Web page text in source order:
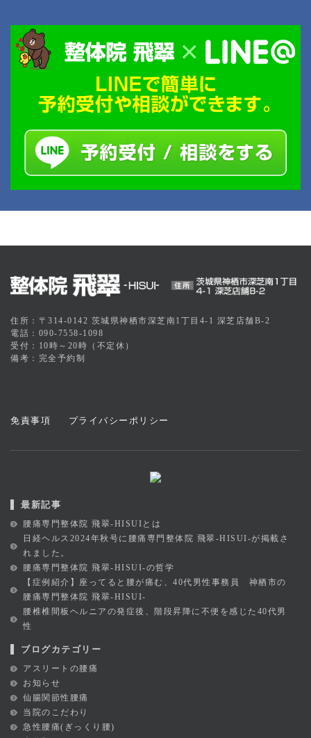
住所：〒314-0142 茨城県神栖市深芝南1丁目4-1 深芝店舗B-2
電話：090-7558-1098
受付：10時～20時（不定休）
備考：完全予約制
免責事項 プライバシーポリシー
最新記事
腰痛専門整体院 飛翠-HISUIとは
日経ヘルス2024年秋号に腰痛専門整体院 飛翠-HISUI-が掲載さ
れました。
腰痛専門整体院 飛翠-HISUI-の哲学
【症例紹介】座ってると腰が痛む、40代男性事務員 神栖市の
腰痛専門整体院 飛翠-HISUI-
腰椎椎間板ヘルニアの発症後、階段昇降に不便を感じた40代男
性
ブログカテゴリー
アスリートの腰痛
お知らせ
仙腸関節性腰痛
当院のこだわり
急性腰痛(ぎっくり腰)